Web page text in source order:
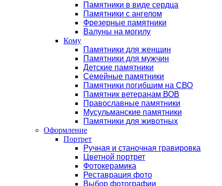
Памятники в виде сердца
Памятники с ангелом
Фрезерные памятники
Валуны на могилу
Кому
Памятники для женщин
Памятники для мужчин
Детские памятники
Семейные памятники
Памятники погибшим на СВО
Памятник ветеранам ВОВ
Православные памятники
Мусульманские памятники
Памятники для животных
Оформление
Портрет
Ручная и станочная гравировка
Цветной портрет
Фотокерамика
Реставрация фото
Выбор фотографии